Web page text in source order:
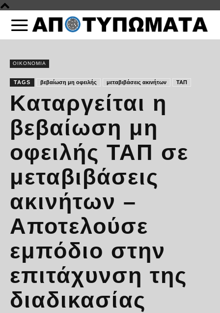
ΟΙΚΟΝΟΜΙΑ
TAGS βεβαίωση μη οφειλής μεταβιβάσεις ακινήτων ΤΑΠ
Καταργείται η
βεβαίωση μη
οφειλής ΤΑΠ σε
μεταβιβάσεις
ακινήτων –
Αποτελούσε
εμπόδιο στην
επιτάχυνση της
διαδικασίας